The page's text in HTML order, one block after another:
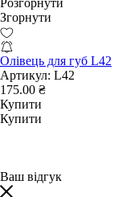
Згорнути
Олівець для губ L42
Артикул: L42
175.00 ₴
Купити
Купити
Ваш відгук